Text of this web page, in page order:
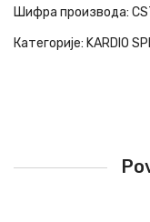
Шифра производа:
Категорије: KARDIO